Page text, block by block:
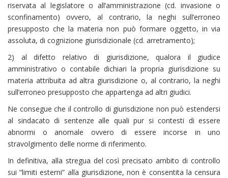
riservata al legislatore o all’amministrazione (cd. invasione o
sconfinamento) ovvero, al contrario, la neghi sull’erroneo
presupposto che la materia non può formare oggetto, in via
assoluta, di cognizione giurisdizionale (cd. arretramento);
2) al difetto relativo di giurisdizione, qualora il giudice
amministrativo o contabile dichiari la propria giurisdizione su
materia attribuita ad altra giurisdizione o, al contrario, la neghi
sull’erroneo presupposto che appartenga ad altri giudici.
Ne consegue che il controllo di giurisdizione non può estendersi
al sindacato di sentenze alle quali pur si contesti di essere
abnormi o anomale ovvero di essere incorse in uno
stravolgimento delle norme di riferimento.
In definitiva, alla stregua del così precisato ambito di controllo
sui “limiti esterni” alla giurisdizione, non è consentita la censura